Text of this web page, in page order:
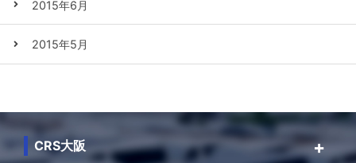
2015年6月
2015年5月
CRS大阪